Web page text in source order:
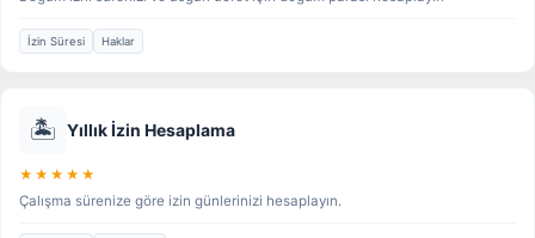
İzin Süresi Haklar
🏝️ Yıllık İzin Hesaplama
★★★★★
Çalışma sürenize göre izin günlerinizi hesaplayın.